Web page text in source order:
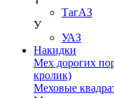
ТагАЗ
У
УАЗ
Накидки
Мех дорогих
кролик)
Меховые